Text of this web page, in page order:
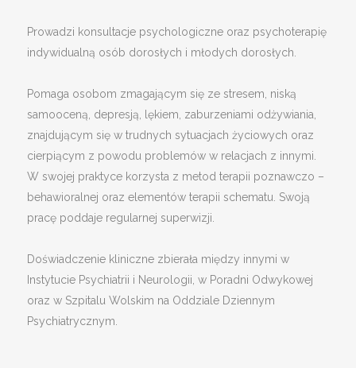
Prowadzi konsultacje psychologiczne oraz psychoterapię
indywidualną osób dorosłych i młodych dorosłych.
Pomaga osobom zmagającym się ze stresem, niską
samooceną, depresją, lękiem, zaburzeniami odżywiania,
znajdującym się w trudnych sytuacjach życiowych oraz
cierpiącym z powodu problemów w relacjach z innymi.
W swojej praktyce korzysta z metod terapii poznawczo –
behawioralnej oraz elementów terapii schematu. Swoją
pracę poddaje regularnej superwizji.
Doświadczenie kliniczne zbierała między innymi w
Instytucie Psychiatrii i Neurologii, w Poradni Odwykowej
oraz w Szpitalu Wolskim na Oddziale Dziennym
Psychiatrycznym.